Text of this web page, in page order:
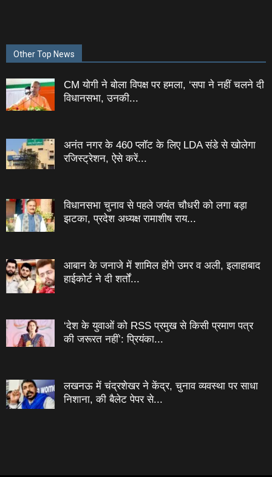
Other Top News
CM योगी ने बोला विपक्ष पर हमला, ‘सपा ने नहीं चलने दी
विधानसभा, उनकी...
अनंत नगर के 460 प्‍लॉट के लिए LDA संडे से खोलेगा
रजिस्‍ट्रेशन, ऐसे करें...
विधानसभा चुनाव से पहले जयंत चौधरी को लगा बड़ा
झटका, प्रदेश अध्यक्ष रामाशीष राय...
आबान के जनाजे में शामिल होंगे उमर व अली, इलाहाबाद
हाईकोर्ट ने दी शर्तों...
‘देश के युवाओं को RSS प्रमुख से किसी प्रमाण पत्र
की जरूरत नहीं’: प्रियंका...
लखनऊ में चंद्रशेखर ने केंद्र, चुनाव व्यवस्था पर साधा
निशाना, की बैलेट पेपर से...